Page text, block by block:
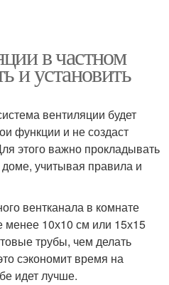
в частном
и установить
вентиляции будет
функции и не создаст
этого важно прокладывать
учитывая правила и
вентканала в комнате
10х10 см или 15х15
трубы, чем делать
сэкономит время на
идет лучше.